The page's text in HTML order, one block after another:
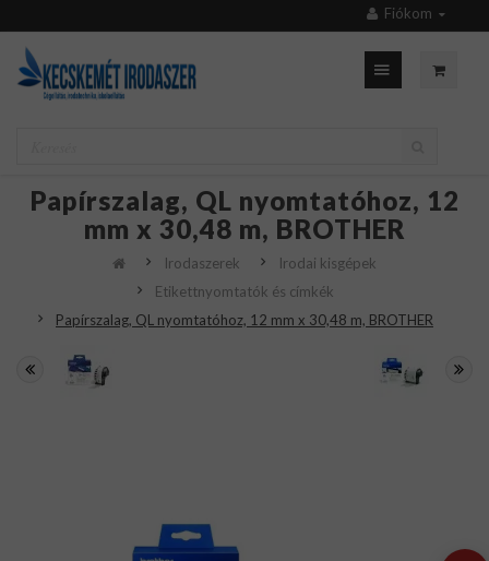
Fiókom
Papírszalag, QL nyomtatóhoz, 12
mm x 30,48 m, BROTHER
Irodaszerek
Irodai kisgépek
Etikettnyomtatók és címkék
Papírszalag, QL nyomtatóhoz, 12 mm x 30,48 m, BROTHER